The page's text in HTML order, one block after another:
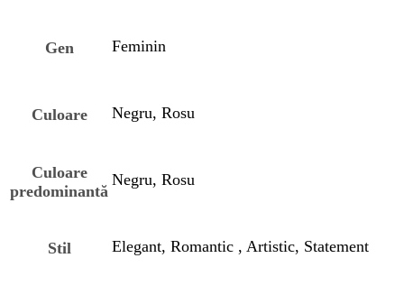
Gen Feminin
Culoare Negru, Rosu
Culoare
predominantă
Negru, Rosu
Stil Elegant, Romantic , Artistic, Statement